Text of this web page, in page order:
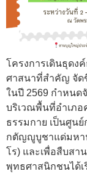
โครงการเดินธุดง
ศาสนาที่สำคัญ จัด
ในปี 2569 กำหนด
บริเวณพื้นที่อำเภอ
ธรรมกาย เป็นศูน
กตัญญูบูชาแด่มหา
โร) และเพื่อสืบสา
พุทธศาสนิกชนได้เ